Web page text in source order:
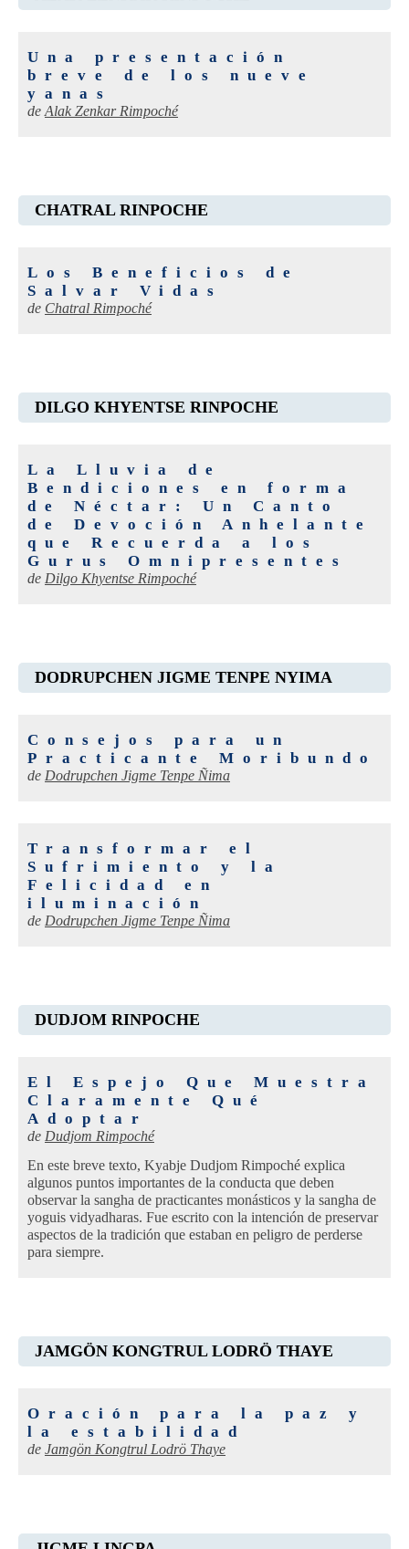
Una presentación
breve de los nueve
yanas
deAlak Zenkar Rimpoché
CHATRAL RINPOCHE
Los Beneficios de
Salvar Vidas
de Chatral Rimpoché
DILGO KHYENTSE RINPOCHE
La Lluvia de
Bendiciones en forma
de Néctar: Un Canto
de Devoción Anhelante
que Recuerda a los
Gurus Omnipresentes
de Dilgo Khyentse Rimpoché
DODRUPCHEN JIGME TENPE NYIMA
Consejos para un
Practicante Moribundo
de Dodrupchen Jigme Tenpe Ñima
Transformar el
Sufrimiento y la
Felicidad en
iluminación
de Dodrupchen Jigme Tenpe Ñima
DUDJOM RINPOCHE
El Espejo Que Muestra
Claramente Qué
Adoptar
de Dudjom Rimpoché
En este breve texto, Kyabje Dudjom Rimpoché explica
algunos puntos importantes de la conducta que deben
observar la sangha de practicantes monásticos y la sangha de
yoguis vidyadharas. Fue escrito con la intención de preservar
aspectos de la tradición que estaban en peligro de perderse
para siempre.
JAMGÖN KONGTRUL LODRÖ THAYE
Oración para la paz y
la estabilidad
de Jamgön Kongtrul Lodrö Thaye